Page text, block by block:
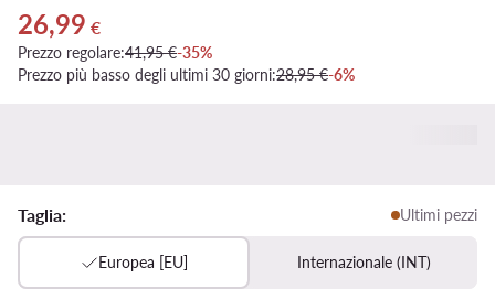
Prezzo attuale 26,99 €
26,99 €
Prezzo regolare:41,95 €-35%
Prezzo più basso degli ultimi 30 giorni:28,95 €-6%
Taglia: Ultimi pezzi
Europea [EU] Internazionale (INT)